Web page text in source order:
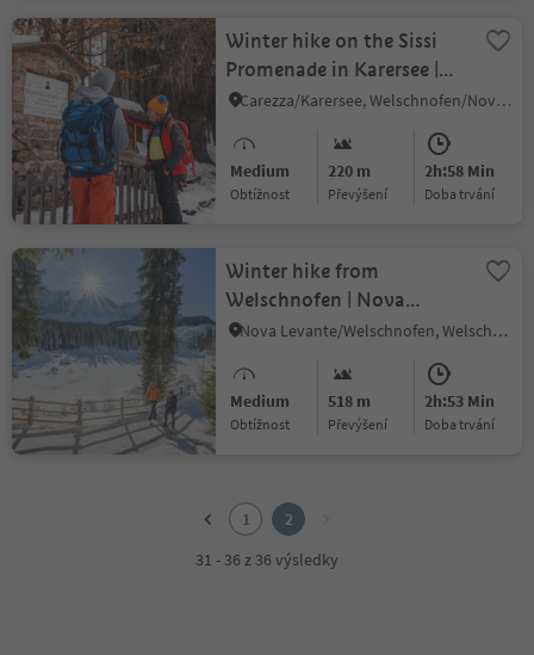
Winter hike on the Sissi
Promenade in Karersee |
Carezza
Carezza/Karersee, Welschnofen/Nova Levante, Dolomites Region Eggental
Medium
Obtížnost
220 m
Převýšení
2h:58 Min
doba trvání
Winter hike from
Welschnofen | Nova
Levante to Lake Carezza
Nova Levante/Welschnofen, Welschnofen/Nova Levante, Dolomites Region Eggental
Medium
Obtížnost
518 m
Převýšení
2h:53 Min
doba trvání
1
2
31 - 36 z 36 výsledky